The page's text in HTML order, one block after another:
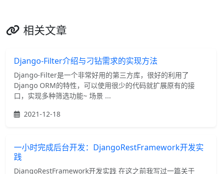
相关文章
Django-Filter介绍与刁钻需求的实现方法
Django-Filter是一个非常好用的第三方库，很好的利用了
Django ORM的特性，可以使用很少的代码就扩展原有的接
口，实现多种筛选功能~ 场景 ...
2021-12-18
一小时完成后台开发：DjangoRestFramework开发实
践
DjangoRestFramework开发实践 在这之前我写过一篇关于